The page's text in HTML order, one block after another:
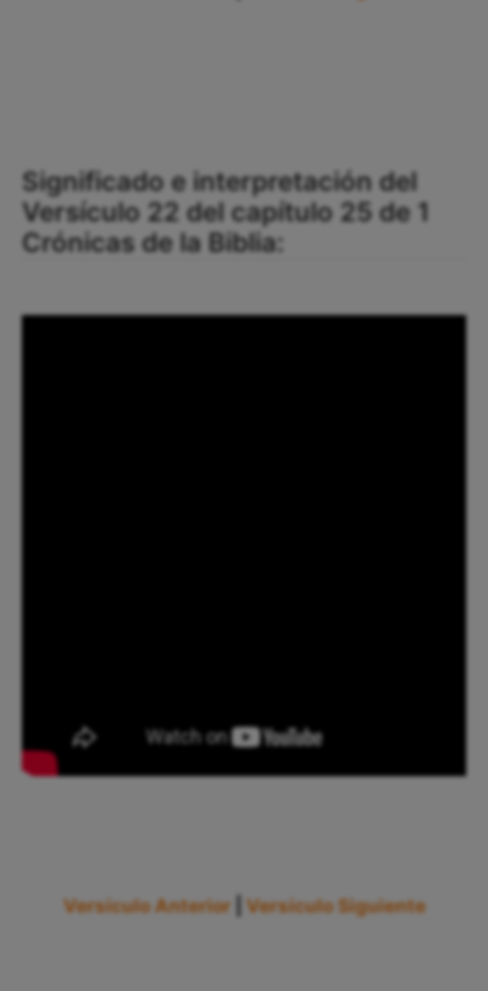
Significado e interpretación del
Versículo 22 del capítulo 25 de 1
Crónicas de la Biblia:
Versículo Anterior Versículo Siguiente